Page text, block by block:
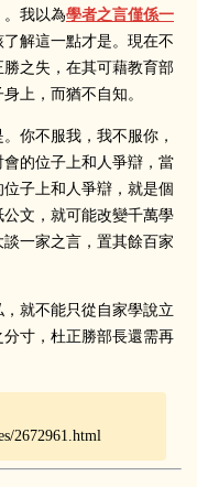
我以為學者之言僅係一
解這一點才是。現在不
之失，在其可藉教育部
上，而猶不自知。
你不服我，我不服你，
的位子上和人爭辯，當
子上和人爭辯，就是個
文，就可能改變千萬學
一家之言，置其餘百家
就不能只從自家學說立
寸，杜正勝部長還需再
2672961.html